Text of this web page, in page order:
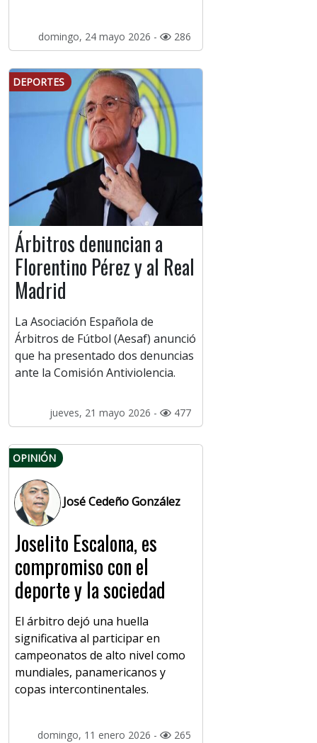
domingo, 24 mayo 2026 - 286
DEPORTES
Árbitros denuncian a
Florentino Pérez y al Real
Madrid
La Asociación Española de
Árbitros de Fútbol (Aesaf) anunció
que ha presentado dos denuncias
ante la Comisión Antiviolencia.
jueves, 21 mayo 2026 - 477
OPINIÓN
José Cedeño González
Joselito Escalona, es
compromiso con el
deporte y la sociedad
El árbitro dejó una huella
significativa al participar en
campeonatos de alto nivel como
mundiales, panamericanos y
copas intercontinentales.
domingo, 11 enero 2026 - 265